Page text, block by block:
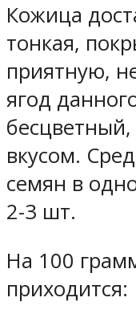
Кожица
тонкая,
приятную,
ягод
вкусом.
семян в
2-3 шт.
На 100
приходится: